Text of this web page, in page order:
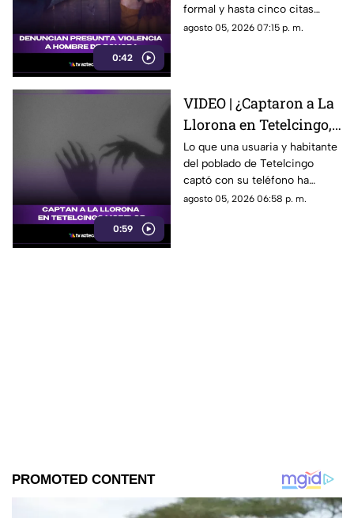
0:42
generando
conversación en redes
formal y hasta cinco citas
psicológicas canceladas; aun
agosto 05, 2026 07:15 p. m.
0:59
VIDEO | ¿Captaron a La
Llorona en Tetelcingo,
Morelos? Misteriosa
figura y lamentos en
Tetelcingo, Morelos,
estremecen las redes
Lo que una usuaria y habitante
del poblado de Tetelcingo
captó con su teléfono ha
dejado a muchos morelenses
agosto 05, 2026 06:58 p. m.